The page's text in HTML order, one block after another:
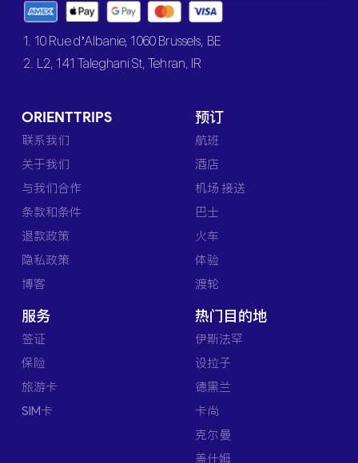
1. 10 Rue d’Albanie, 1060 Brussels, BE
2. L2, 141 Taleghani St, Tehran, IR
ORIENTTRIPS
联系我们
关于我们
与我们合作
条款和条件
退款政策
隐私政策
博客
预订
航班
酒店
机场 接送
巴士
火车
体验
渡轮
服务
签证
保险
旅游卡
SIM卡
热门目的地
伊斯法罕
设拉子
德黑兰
卡尚
克尔曼
盖什姆